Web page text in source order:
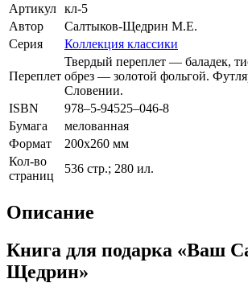
Артикул кл-5
Автор
Салтыков-Щедрин М.Е.
Серия
Коллекция классики
Переплет
Твердый переплет — баладек,
обрез — золотой фольгой.
Словении.
ISBN
978–5-94525–046-8
Бумага
мелованная
Формат
200х260 мм
Кол-во
страниц
536 стр.; 280 ил.
Описание
Книга для подарка «Ваш
Щедрин»